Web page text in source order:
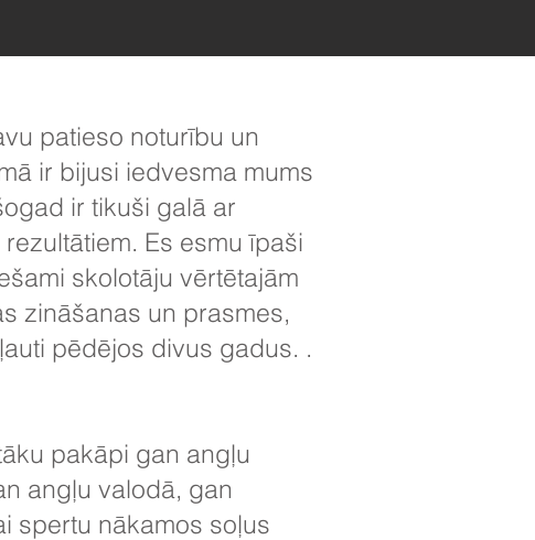
patieso noturību un
ir bijusi iedvesma mums
ir tikuši galā ar
Es esmu īpaši
skolotāju vērtētajām
zināšanas un prasmes,
pēdējos divus gadus. .
pakāpi gan angļu
angļu valodā, gan
spertu nākamos soļus